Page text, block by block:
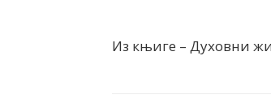
Из књиге – Духовни